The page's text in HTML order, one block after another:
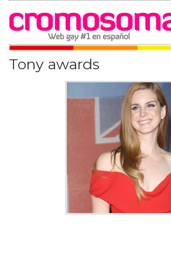
Tony awards